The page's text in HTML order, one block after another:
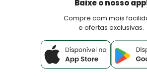
Baixe o nosso
Compre com mais
e ofertas exclusivas.